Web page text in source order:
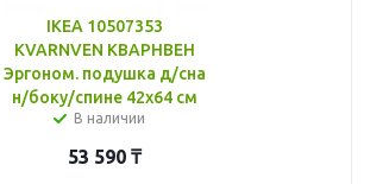
IKEA 10507353
KVARNVEN КВАРНВЕН
Эргоном. подушка д/сна
н/боку/спине 42x64 см
В наличии
53 590₸